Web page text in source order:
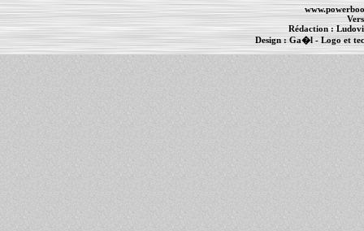
Rédaction :
Design : Ga�l- Logo et
PowerBook